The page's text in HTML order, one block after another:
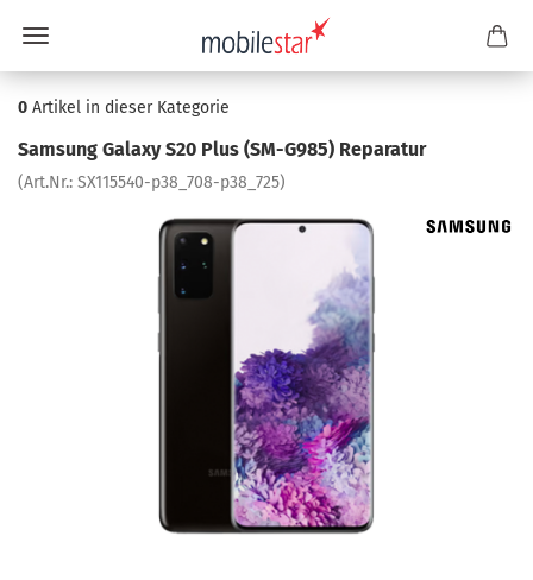
0 Artikel in dieser Kategorie
Sam­sung Ga­la­xy S20 Plus (SM-​G985) Re­pa­ra­tur
(Art.Nr.: SX115540-​p38_708-p38_725)